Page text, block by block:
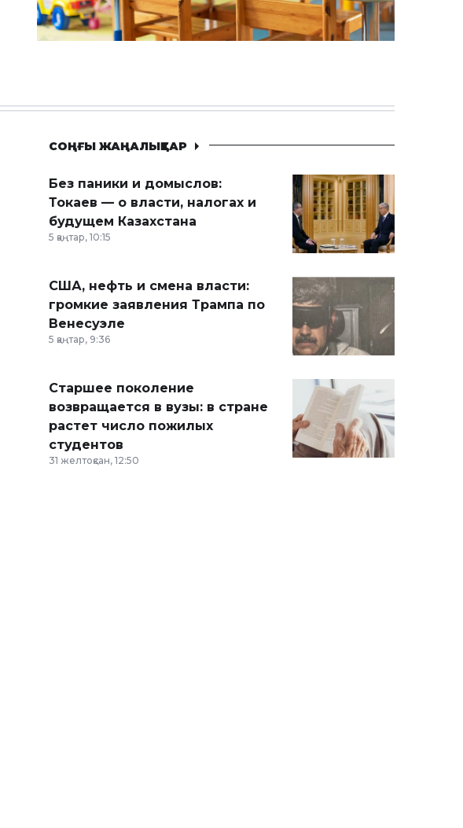
СОҢҒЫ ЖАҢАЛЫҚТАР
Без паники и домыслов:
Токаев — о власти, налогах и
будущем Казахстана
5 қаңтар, 10:15
США, нефть и смена власти:
громкие заявления Трампа по
Венесуэле
5 қаңтар, 9:36
Старшее поколение
возвращается в вузы: в стране
растет число пожилых
студентов
31 желтоқсан, 12:50